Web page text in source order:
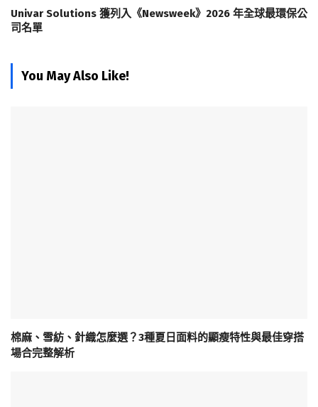
Univar Solutions 獲列入《Newsweek》2026 年全球最環保公
司名單
You May Also Like!
棉麻、雪紡、針織怎麼選？3種夏日面料的顯瘦特性與最佳穿搭
場合完整解析